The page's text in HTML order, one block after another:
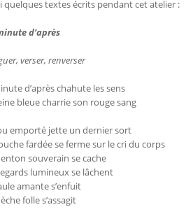
quelques textes écrits pendant cet atelier :
d’après
verser, renverser
d’après chahute les sens
bleue charrie son rouge sang
emporté jette un dernier sort
fardée se ferme sur le cri du corps
souverain se cache
lumineux se lâchent
amante s’enfuit
folle s’assagit